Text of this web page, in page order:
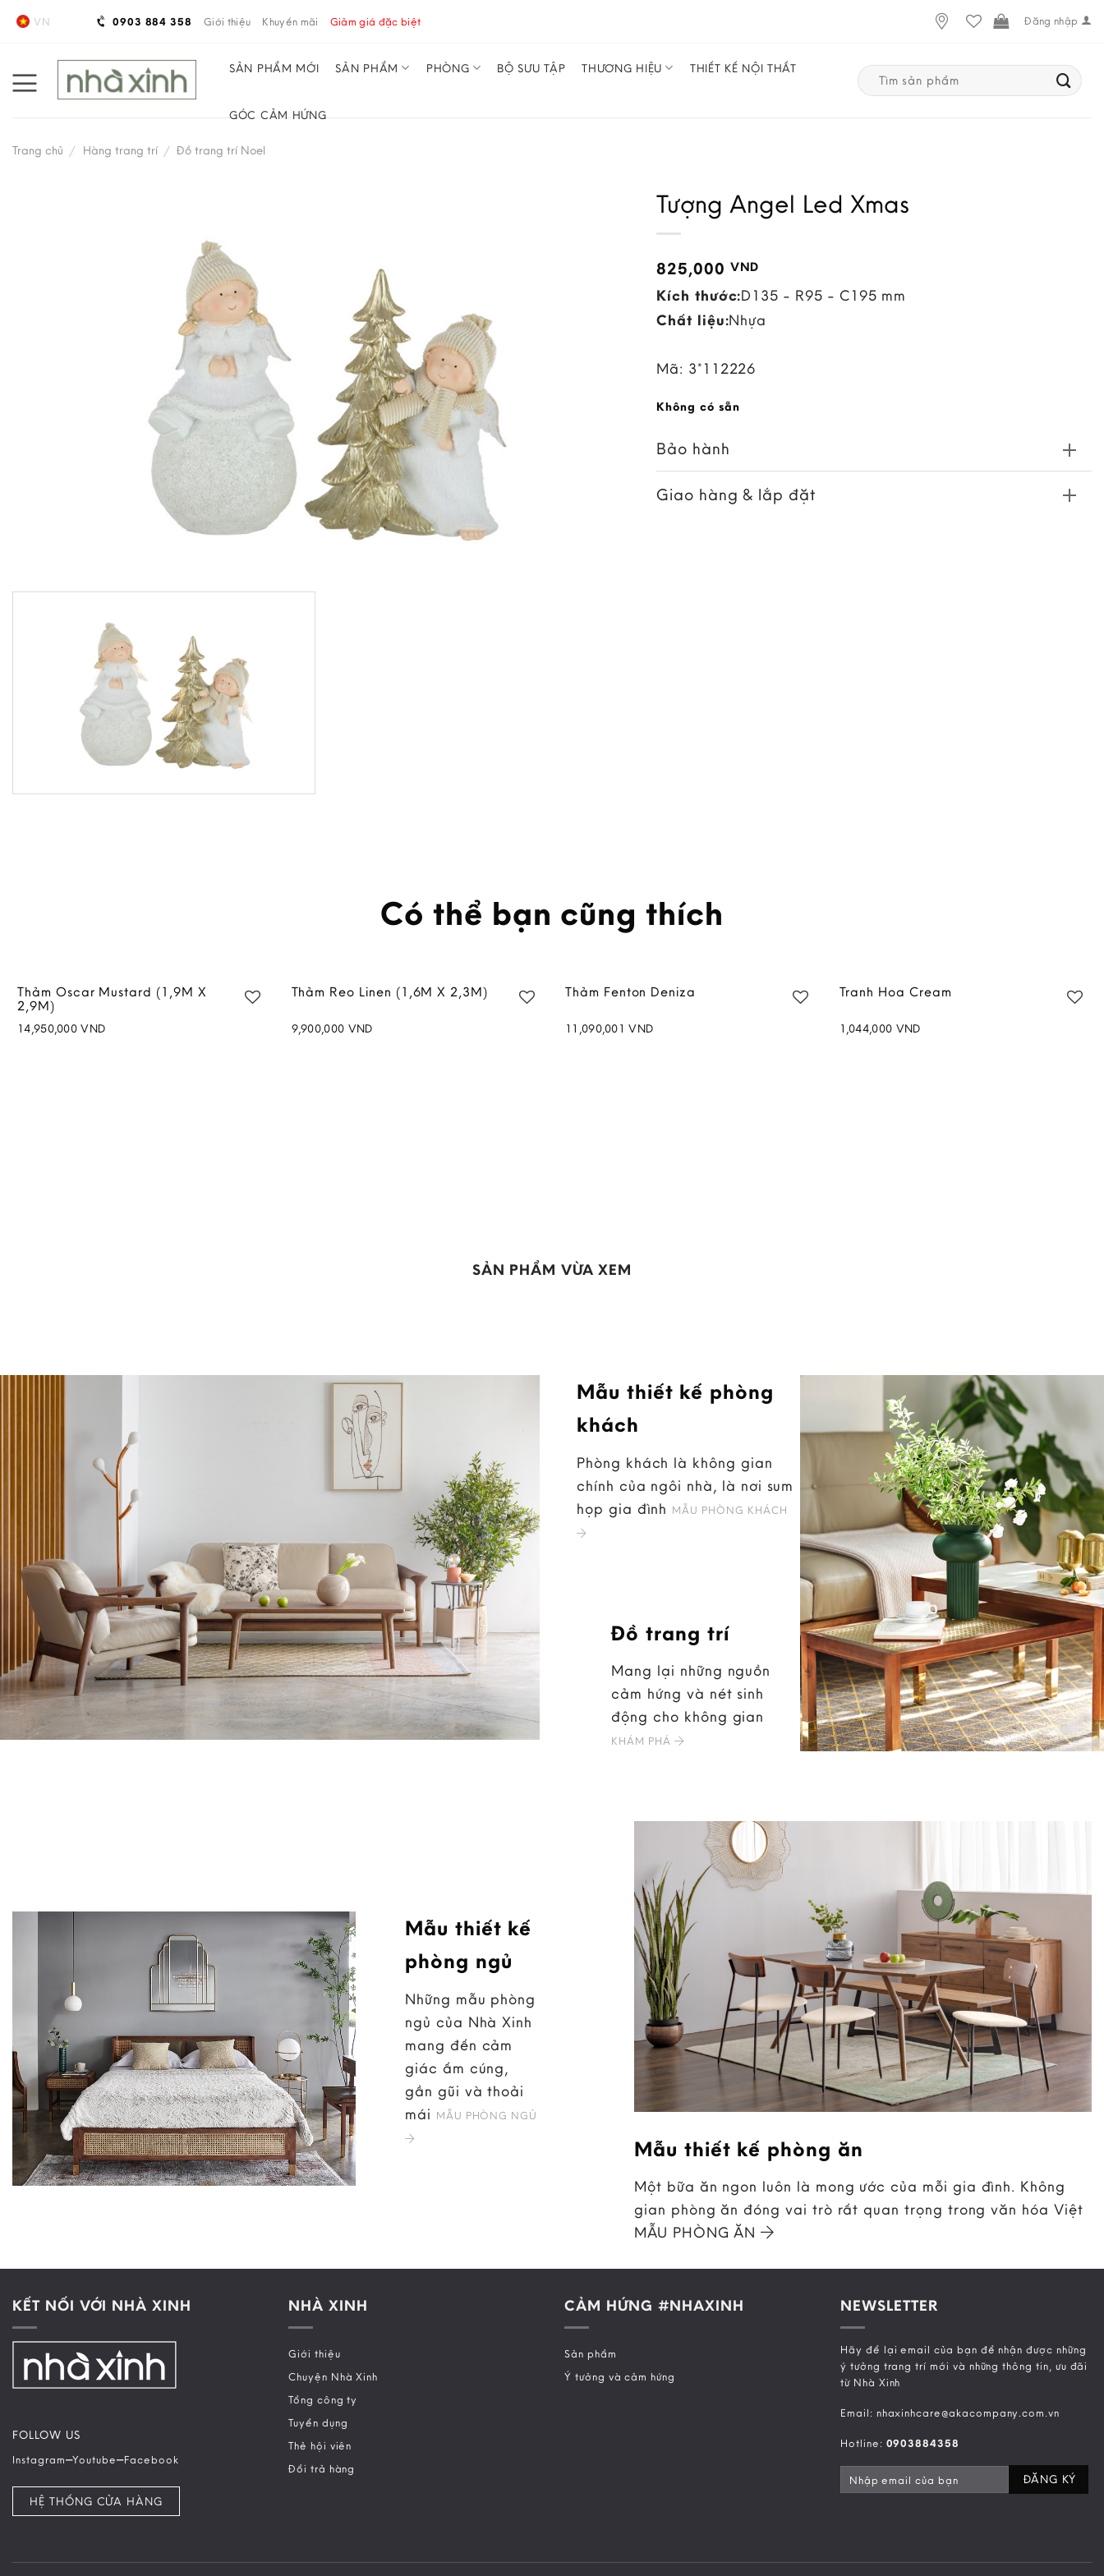
Skip
VN 0903 884 358 Giới thiệu Khuyến mãi Giảm giá đặc biệt Đăng nhập
SẢN PHẨM MỚI SẢN PHẨM PHÒNG BỘ SƯU TẬP THƯƠNG HIỆU THIẾT KẾ NỘI THẤT
GÓC CẢM HỨNG
Search
for:
Trang chủ / Hàng trang trí / Đồ trang trí Noel
Tượng Angel Led Xmas
825,000 VND
Kích thước:D135 - R95 - C195 mm
Chất liệu:Nhựa
Mã: 3*112226
Không có sẵn
Bảo hành
Giao hàng & lắp đặt
Có thể bạn cũng thích
Thảm Oscar Mustard (1,9M X
2,9M)
14,950,000VND
Thảm Reo Linen (1,6M X 2,3M)
9,900,000 VND
Thảm Fenton Deniza
11,090,001VND
Tranh Hoa Cream
1,044,000 VND
SẢN PHẨM VỪA XEM
Mẫu thiết kế phòng
khách
Phòng khách là không gian
chính của ngôi nhà, là nơi sum
họp gia đình MẪU PHÒNG KHÁCH
Đồ trang trí
Mang lại những nguồn
cảm hứng và nét sinh
động cho không gian
KHÁM PHÁ
Mẫu thiết kế
phòng ngủ
Những mẫu phòng
ngủ của Nhà Xinh
mang đến cảm
giác ấm cúng,
gần gũi và thoải
mái MẪU PHÒNG NGỦ
Mẫu thiết kế phòng ăn
Một bữa ăn ngon luôn là mong ước của mỗi gia đình. Không
gian phòng ăn đóng vai trò rất quan trọng trong văn hóa Việt
MẪU PHÒNG ĂN
KẾT NỐI VỚI NHÀ XINH
FOLLOW US
Instagram–Youtube–Facebook
HỆ THỐNG CỬA HÀNG
NHÀ XINH
Giới thiệu
Chuyện Nhà Xinh
Tổng công ty
Tuyển dụng
Thẻ hội viên
Đổi trả hàng
CẢM HỨNG #NHAXINH
Sản phẩm
Ý tưởng và cảm hứng
NEWSLETTER
Hãy để lại email của bạn để nhận được những
ý tưởng trang trí mới và những thông tin, ưu đãi
từ Nhà Xinh
Email: nhaxinhcare@akacompany.com.vn
Hotline: 0903884358